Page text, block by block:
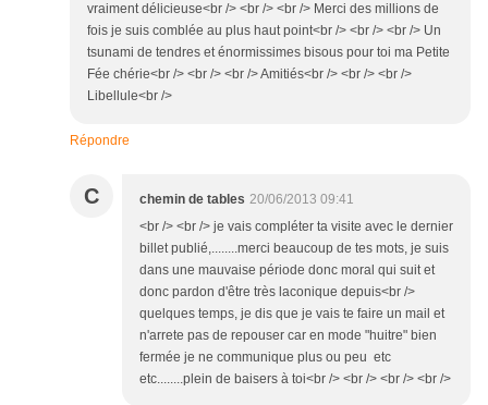
vraiment délicieuse<br /> <br /> <br /> Merci des millions de
fois je suis comblée au plus haut point<br /> <br /> <br /> Un
tsunami de tendres et énormissimes bisous pour toi ma Petite
Fée chérie<br /> <br /> <br /> Amitiés<br /> <br /> <br />
Libellule<br />
Répondre
C chemin de tables 20/06/2013 09:41
<br /> <br /> je vais compléter ta visite avec le dernier
billet publié,........merci beaucoup de tes mots, je suis
dans une mauvaise période donc moral qui suit et
donc pardon d'être très laconique depuis<br />
quelques temps, je dis que je vais te faire un mail et
n'arrete pas de repouser car en mode "huitre" bien
fermée je ne communique plus ou peu etc
etc........plein de baisers à toi<br /> <br /> <br /> <br />